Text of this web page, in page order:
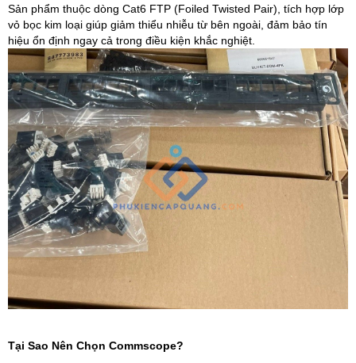
Sản phẩm thuộc dòng Cat6 FTP (Foiled Twisted Pair), tích hợp lớp
vỏ bọc kim loại giúp giảm thiểu nhiễu từ bên ngoài, đảm bảo tín
hiệu ổn định ngay cả trong điều kiện khắc nghiệt.
Tại Sao Nên Chọn Commscope?